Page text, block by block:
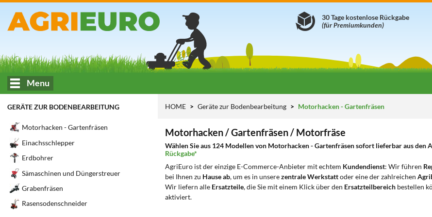
30 Tage kostenlose Rückgabe
(für Premiumkunden)
Menu
GERÄTE ZUR BODENBEARBEITUNG
Motorhacken - Gartenfräsen
Einachsschlepper
Erdbohrer
Sämaschinen und Düngerstreuer
Grabenfräsen
Rasensodenschneider
HOME Geräte zur Bodenbearbeitung Motorhacken - Gartenfräsen
Motorhacken / Gartenfräsen / Motorfräse
Wählen Sie aus 124 Modellen von Motorhacken - Gartenfräsen sofort lieferbar aus den
Rückgabe*
AgriEuro ist der einzige E-Commerce-Anbieter mit echtem Kundendienst: Wir führen
bei Ihnen zu Hause ab, um es in unserezentrale Werkstattoder eine der zahlreichen
Wir liefern alle Ersatzteile, die Sie mit einem Klick über den Ersatzteilbereich bestellen
aktiviert.